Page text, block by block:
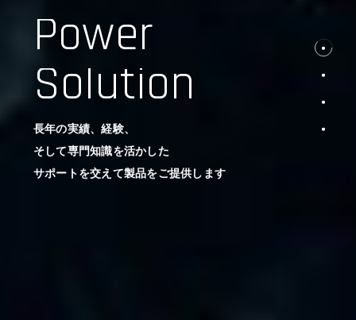
Power
Solution
長年の実績、経験、
そして専門知識を活かした
サポートを交えて製品をご提供します